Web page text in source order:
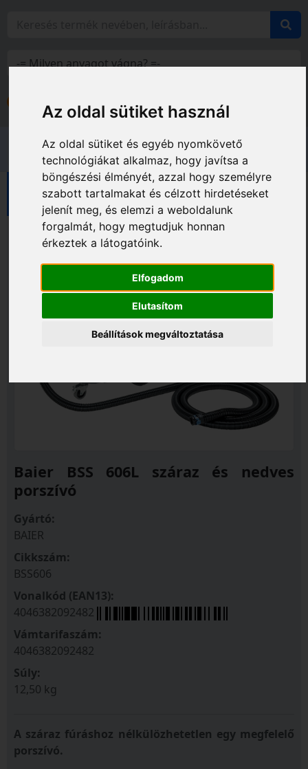
Az oldal sütiket használ
Az oldal sütiket és egyéb nyomkövető
technológiákat alkalmaz, hogy javítsa a
böngészési élményét, azzal hogy személyre
szabott tartalmakat és célzott hirdetéseket
jelenít meg, és elemzi a weboldalunk
forgalmát, hogy megtudjuk honnan
érkeztek a látogatóink.
Elfogadom
Elutasítom
Beállítások megváltoztatása
Fiókom
Baier gépek Egyéb elektromos gépek
Baier BSS 606L száraz és nedves
porszívó
Gyártó:
BAIER
Cikkszám:
BSS606
Vonalkód (EAN13):
4046382092482
Vámtarifaszám:
4046382092482
Súly:
12,50 kg
A száraz fúráshoz nélkülözhetetlen egy megfelelő
porszívó.